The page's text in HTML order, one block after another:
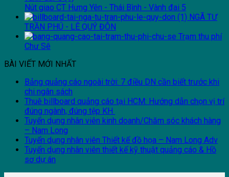
Nút giao CT Hưng Yên - Thái Bình - Vành đai 5
NGÃ TƯ
TRẦN PHÚ - LÊ QUÝ ĐÔN
Trạm thu phí
Chư Sê
BÀI VIẾT MỚI NHẤT
Bảng quảng cáo ngoài trời: 7 điều DN cần biết trước khi
chi ngân sách
Thuê billboard quảng cáo tại HCM: Hướng dẫn chọn vị trí
đúng ngành, đúng tệp KH
Tuyển dụng nhân viên kinh doanh/Chăm sóc khách hàng
– Nam Long
Tuyển dụng nhân viên Thiết kế đồ họa – Nam Long Adv
Tuyển dụng nhân viên thiết kế kỹ thuật quảng cáo & Hồ
sơ dự án